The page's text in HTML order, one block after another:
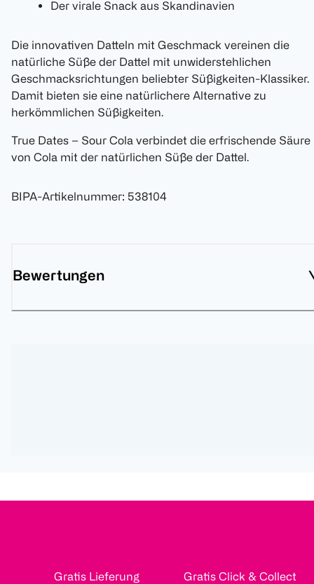
Der virale Snack aus Skandinavien
Die innovativen Datteln mit Geschmack vereinen die
natürliche Süße der Dattel mit unwiderstehlichen
Geschmacksrichtungen beliebter Süßigkeiten-Klassiker.
Damit bieten sie eine natürlichere Alternative zu
herkömmlichen Süßigkeiten.
True Dates – Sour Cola verbindet die erfrischende Säure
von Cola mit der natürlichen Süße der Dattel.
BIPA-Artikelnummer: 538104
Bewertungen
Gratis Lieferung
Gratis Click & Collect